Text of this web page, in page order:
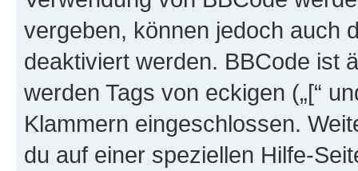
vergeben, können jedoch auch
deaktiviert werden. BBCode ist
werden Tags von eckigen („[“
Klammern eingeschlossen.
du auf einer speziellen Hilfe-